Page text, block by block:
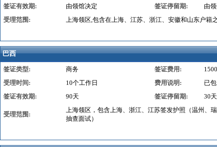
签证有效期:
由领馆决定 签证停留期:
由
受理范围:
上海领区,包含在上海、江苏、浙江、安徽和山东户籍
巴西
签证类型: 商务 签证费用:
1500
受理时间:
10个工作日 费用说明:
已
签证有效期:
90天 签证停留期: 30天
受理范围:
上海领区，包含上海、浙江、江苏签发护照（温州、
抽查面试）